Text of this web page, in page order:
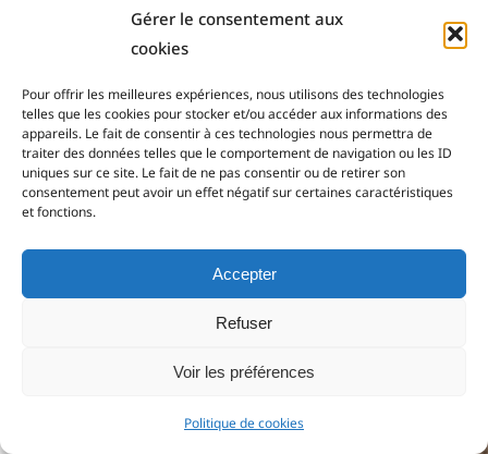
Gérer le consentement aux
cookies
Pour offrir les meilleures expériences, nous utilisons des technologies
telles que les cookies pour stocker et/ou accéder aux informations des
appareils. Le fait de consentir à ces technologies nous permettra de
traiter des données telles que le comportement de navigation ou les ID
uniques sur ce site. Le fait de ne pas consentir ou de retirer son
consentement peut avoir un effet négatif sur certaines caractéristiques
et fonctions.
Accepter
Refuser
Voir les préférences
Politique de cookies
Filtrer